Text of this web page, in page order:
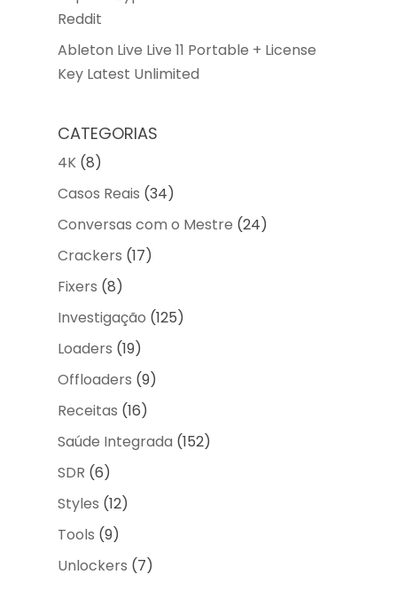
Reddit
Ableton Live Live 11 Portable + License
Key Latest Unlimited
CATEGORIAS
4K(8)
Casos Reais (34)
Conversas com o Mestre (24)
Crackers (17)
Fixers (8)
Investigação (125)
Loaders (19)
Offloaders (9)
Receitas (16)
Saúde Integrada (152)
SDR (6)
Styles (12)
Tools (9)
Unlockers (7)